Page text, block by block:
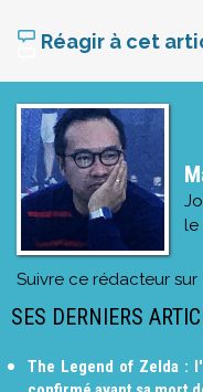
Réagir à cet
le
Suivre ce rédacteur sur
SES DERNIERS
The Legend of Zelda :